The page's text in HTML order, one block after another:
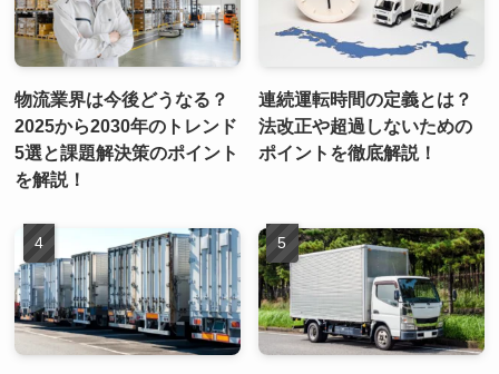
物流業界は今後どうなる？
2025から2030年のトレンド
5選と課題解決策のポイント
を解説！
連続運転時間の定義とは？
法改正や超過しないための
ポイントを徹底解説！